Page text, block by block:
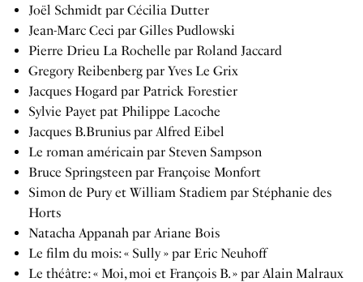
Joël Schmidt par Cécilia Dutter
Jean-Marc Ceci par Gilles Pudlowski
Pierre Drieu La Rochelle par Roland Jaccard
Gregory Reibenberg par Yves Le Grix
Jacques Hogard par Patrick Forestier
Sylvie Payet pat Philippe Lacoche
Jacques B.Brunius par Alfred Eibel
Le roman américain par Steven Sampson
Bruce Springsteen par Françoise Monfort
Simon de Pury et William Stadiem par Stéphanie des
Horts
Natacha Appanah par Ariane Bois
Le film du mois: « Sully » par Eric Neuhoff
Le théâtre: « Moi, moi et François B. » par Alain Malraux